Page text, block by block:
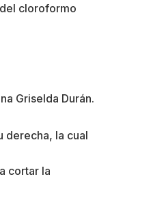
cloroformo
Griselda Durán.
derecha, la cual
cortar la